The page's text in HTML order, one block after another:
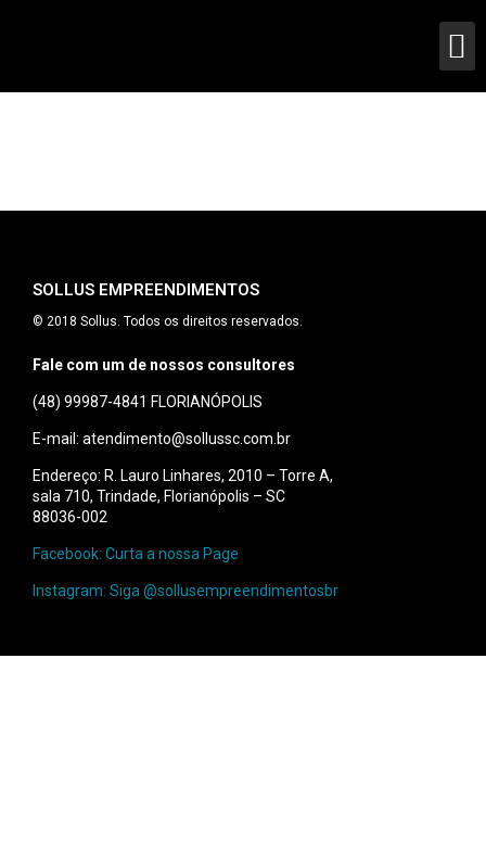
SOLLUS EMPREENDIMENTOS
© 2018 Sollus. Todos os direitos reservados.
Fale com um de nossos consultores
(48) 99987-4841 FLORIANÓPOLIS
E-mail: atendimento@sollussc.com.br
Endereço: R. Lauro Linhares, 2010 – Torre A,
sala 710, Trindade, Florianópolis – SC
88036-002
Facebook: Curta a nossa Page
Instagram: Siga @sollusempreendimentosbr